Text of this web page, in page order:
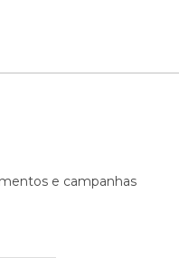
e campanhas